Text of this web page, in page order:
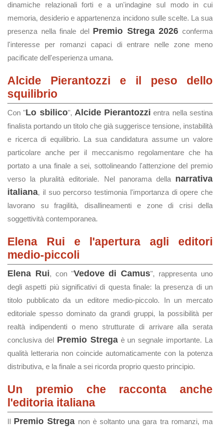
dinamiche relazionali forti e a un'indagine sul modo in cui
memoria, desiderio e appartenenza incidono sulle scelte. La sua
presenza nella finale del Premio Strega 2026 conferma
l'interesse per romanzi capaci di entrare nelle zone meno
pacificate dell'esperienza umana.
Alcide Pierantozzi e il peso dello
squilibrio
Con "Lo sbilico", Alcide Pierantozzi entra nella sestina
finalista portando un titolo che già suggerisce tensione, instabilità
e ricerca di equilibrio. La sua candidatura assume un valore
particolare anche per il meccanismo regolamentare che ha
portato a una finale a sei, sottolineando l'attenzione del premio
verso la pluralità editoriale. Nel panorama della narrativa
italiana, il suo percorso testimonia l'importanza di opere che
lavorano su fragilità, disallineamenti e zone di crisi della
soggettività contemporanea.
Elena Rui e l'apertura agli editori
medio-piccoli
Elena Rui, con "Vedove di Camus", rappresenta uno
degli aspetti più significativi di questa finale: la presenza di un
titolo pubblicato da un editore medio-piccolo. In un mercato
editoriale spesso dominato da grandi gruppi, la possibilità per
realtà indipendenti o meno strutturate di arrivare alla serata
conclusiva del Premio Stregaè un segnale importante. La
qualità letteraria non coincide automaticamente con la potenza
distributiva, e la finale a sei ricorda proprio questo principio.
Un premio che racconta anche
l'editoria italiana
Il Premio Strega non è soltanto una gara tra romanzi, ma